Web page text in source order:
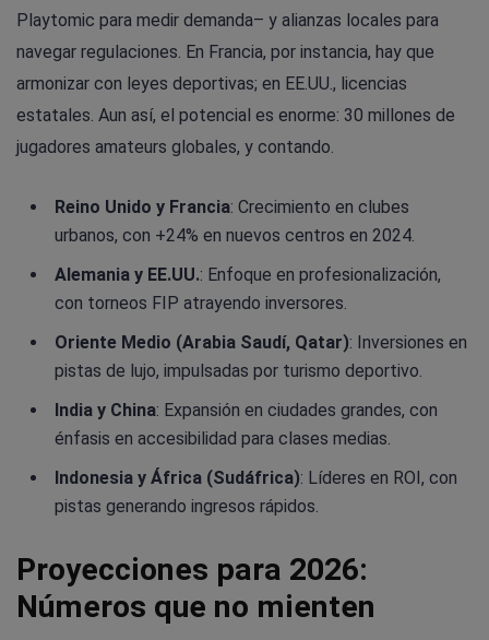
Playtomic para medir demanda– y alianzas locales para
navegar regulaciones. En Francia, por instancia, hay que
armonizar con leyes deportivas; en EE.UU., licencias
estatales. Aun así, el potencial es enorme: 30 millones de
jugadores amateurs globales, y contando.
Reino Unido y Francia: Crecimiento en clubes
urbanos, con +24% en nuevos centros en 2024.
Alemania y EE.UU.: Enfoque en profesionalización,
con torneos FIP atrayendo inversores.
Oriente Medio (Arabia Saudí, Qatar): Inversiones en
pistas de lujo, impulsadas por turismo deportivo.
India y China: Expansión en ciudades grandes, con
énfasis en accesibilidad para clases medias.
Indonesia y África (Sudáfrica): Líderes en ROI, con
pistas generando ingresos rápidos.
Proyecciones para 2026:
Números que no mienten